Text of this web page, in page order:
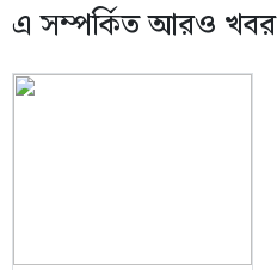
এ সম্পর্কিত আরও খবর